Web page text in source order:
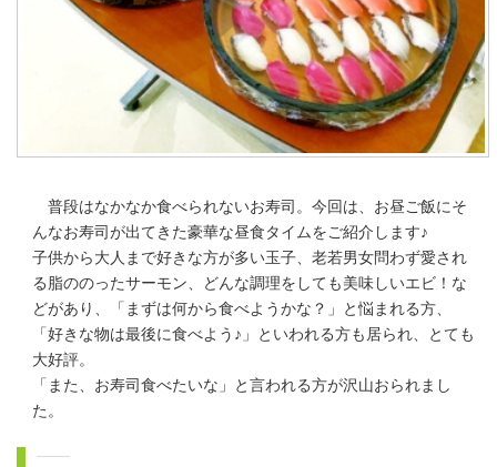
普段はなかなか食べられないお寿司。今回は、お昼ご飯にそ
んなお寿司が出てきた豪華な昼食タイムをご紹介します♪
子供から大人まで好きな方が多い玉子、老若男女問わず愛され
る脂ののったサーモン、どんな調理をしても美味しいエビ！な
どがあり、「まずは何から食べようかな？」と悩まれる方、
「好きな物は最後に食べよう♪」といわれる方も居られ、とても
大好評。
「また、お寿司食べたいな」と言われる方が沢山おられまし
た。